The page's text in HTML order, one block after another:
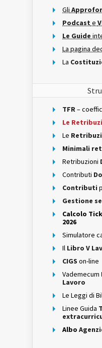
Gli
Podcast e
Le Guide
La pagina
La
TFR–
Le
Le
Minimali
Retribuzioni
Contributi
Contributi
Gestione
Calcolo
2026
Simulatore
Il Libro V
CIGS on-line
Vademecum
Lavoro
Le Leggi di
Linee Guida
Albo